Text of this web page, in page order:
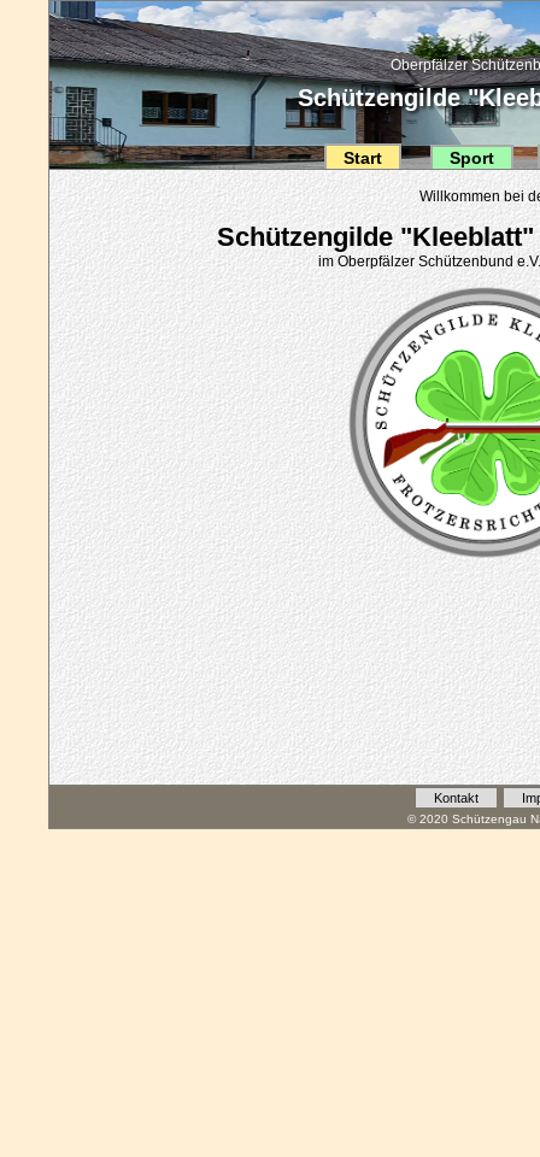
Oberpfälzer
Schützengilde
Start Sport
Willkommen bei
Schützengilde
im Oberpfälzer Schützenbund
Kontakt
© 2020 Schützengau